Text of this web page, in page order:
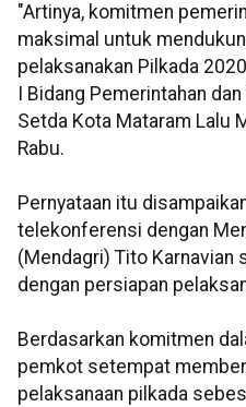
"Artinya, komitmen
maksimal untuk
pelaksanakan Pilkada
I Bidang Pemerintahan
Setda Kota Mataram Lalu
Rabu.
Pernyataan itu
telekonferensi dengan
(Mendagri) Tito Karnavian
dengan persiapan
Berdasarkan komitmen
pemkot setempat
pelaksanaan pilkada